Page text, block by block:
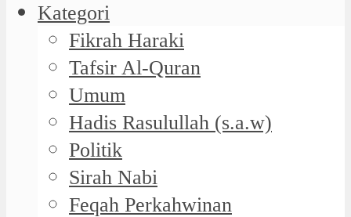
Kategori
Fikrah Haraki
Tafsir Al-Quran
Umum
Hadis Rasulullah (s.a.w)
Politik
Sirah Nabi
Feqah Perkahwinan